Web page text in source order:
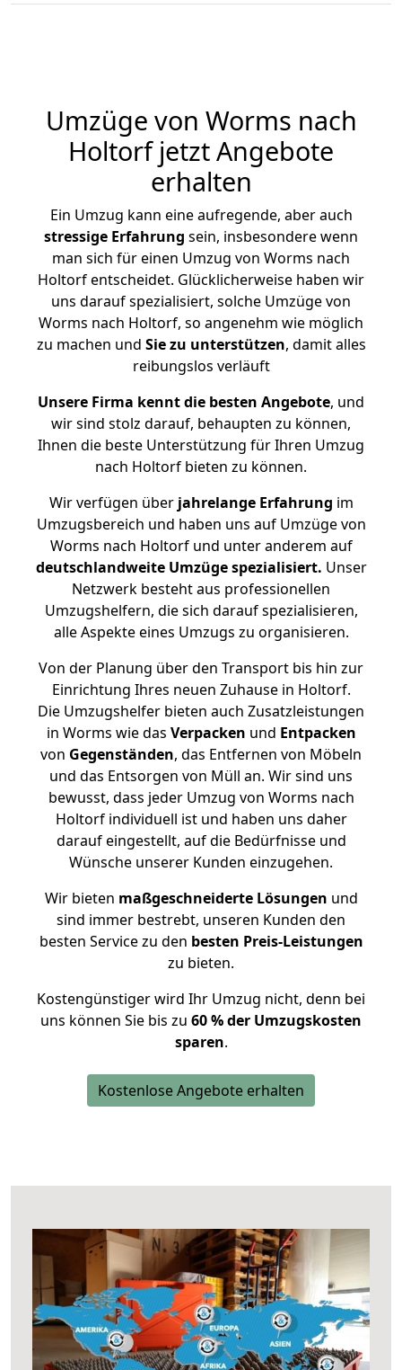
Umzüge von Worms nach
Holtorf jetzt Angebote
erhalten
Ein Umzug kann eine aufregende, aber auch
stressige Erfahrung sein, insbesondere wenn
man sich für einen Umzug von Worms nach
Holtorf entscheidet. Glücklicherweise haben wir
uns darauf spezialisiert, solche Umzüge von
Worms nach Holtorf, so angenehm wie möglich
zu machen und Sie zu unterstützen, damit alles
reibungslos verläuft
Unsere Firma kennt die besten Angebote, und
wir sind stolz darauf, behaupten zu können,
Ihnen die beste Unterstützung für Ihren Umzug
nach Holtorf bieten zu können.
Wir verfügen überjahrelange Erfahrung im
Umzugsbereich und haben uns auf Umzüge von
Worms nach Holtorf und unter anderem auf
deutschlandweite Umzüge spezialisiert. Unser
Netzwerk besteht aus professionellen
Umzugshelfern, die sich darauf spezialisieren,
alle Aspekte eines Umzugs zu organisieren.
Von der Planung über den Transport bis hin zur
Einrichtung Ihres neuen Zuhause in Holtorf.
Die Umzugshelfer bieten auch Zusatzleistungen
in Worms wie das Verpacken und Entpacken
von Gegenständen, das Entfernen von Möbeln
und das Entsorgen von Müll an. Wir sind uns
bewusst, dass jeder Umzug von Worms nach
Holtorf individuell ist und haben uns daher
darauf eingestellt, auf die Bedürfnisse und
Wünsche unserer Kunden einzugehen.
Wir bieten maßgeschneiderte Lösungen und
sind immer bestrebt, unseren Kunden den
besten Service zu den besten Preis-Leistungen
zu bieten.
Kostengünstiger wird Ihr Umzug nicht, denn bei
uns können Sie bis zu 60 % der Umzugskosten
sparen.
Kostenlose Angebote erhalten